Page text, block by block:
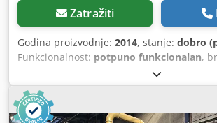
Zatražiti
Godina proizvodnje: 2014, stanje: dobro
Funkcionalnost: potpuno funkcionalan,
Dostupna tipska
Automatski magacin je potpuno ispravan,
mogućnost posete filijali i procene rada
dogovor. Dkjdpfx Aasxrlbzjgjr